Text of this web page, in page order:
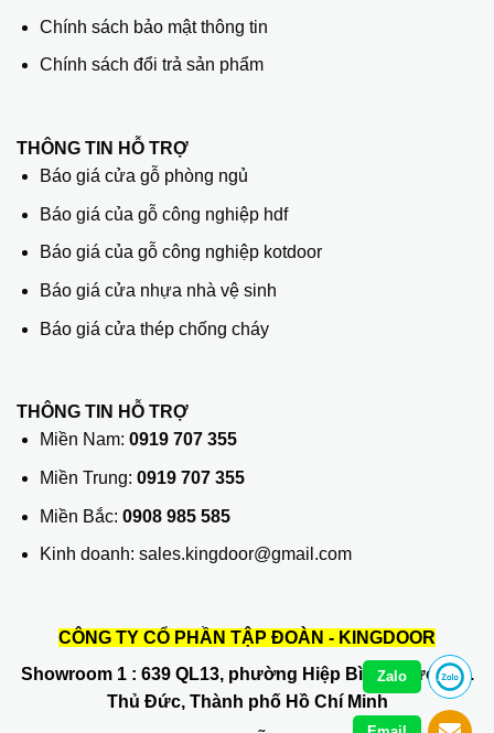
Chính sách bảo mật thông tin
Chính sách đổi trả sản phẩm
THÔNG TIN HỖ TRỢ
Báo giá cửa gỗ phòng ngủ
Báo giá của gỗ công nghiệp hdf
Báo giá của gỗ công nghiệp kotdoor
Báo giá cửa nhựa nhà vệ sinh
Báo giá cửa thép chống cháy
THÔNG TIN HỖ TRỢ
Miền Nam: 0919 707 355
Miền Trung: 0919 707 355
Miền Bắc: 0908 985 585
Kinh doanh: sales.kingdoor@gmail.com
CÔNG TY CỔ PHẦN TẬP ĐOÀN - KINGDOOR
Showroom 1: 639 QL13, phường Hiệp Bình Phước, Q.
Thủ Đức, Thành phố Hồ Chí Minh
Zalo